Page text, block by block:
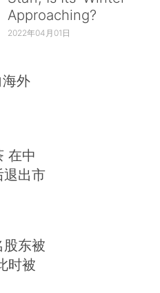
Approaching?
2022年04月01日
外
在中
退出市
股东被
时被